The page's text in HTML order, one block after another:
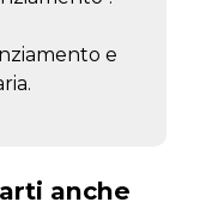
e
anche